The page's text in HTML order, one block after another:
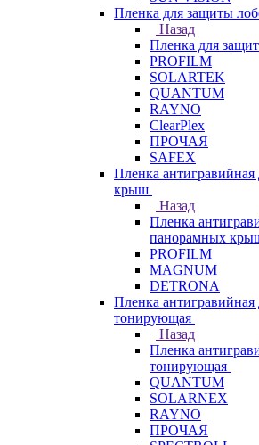
Пленка для защиты
Назад
Пленка для
PROFILM
SOLARTEK
QUANTUM
RAYNO
ClearPlex
ПРОЧАЯ
SAFEX
Пленка
крыш
Назад
Пленка
панорамных
PROFILM
MAGNUM
DETRONA
Пленка
тонирующая
Назад
Пленка
тонирующая
QUANTUM
SOLARNEX
RAYNO
ПРОЧАЯ